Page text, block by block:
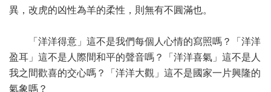
異，改虎的凶性為羊的柔性，則無有不圓滿也。
「洋洋得意」這不是我們每個人心情的寫照嗎？「洋洋
盈耳」這不是人際間和平的聲音嗎？「洋洋喜氣」這不是人
我之間歡喜的交心嗎？「洋洋大觀」這不是國家一片興隆的
氣象嗎？